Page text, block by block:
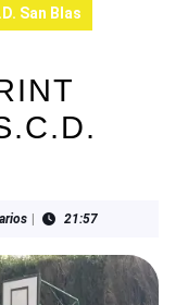
San Blas
21:57